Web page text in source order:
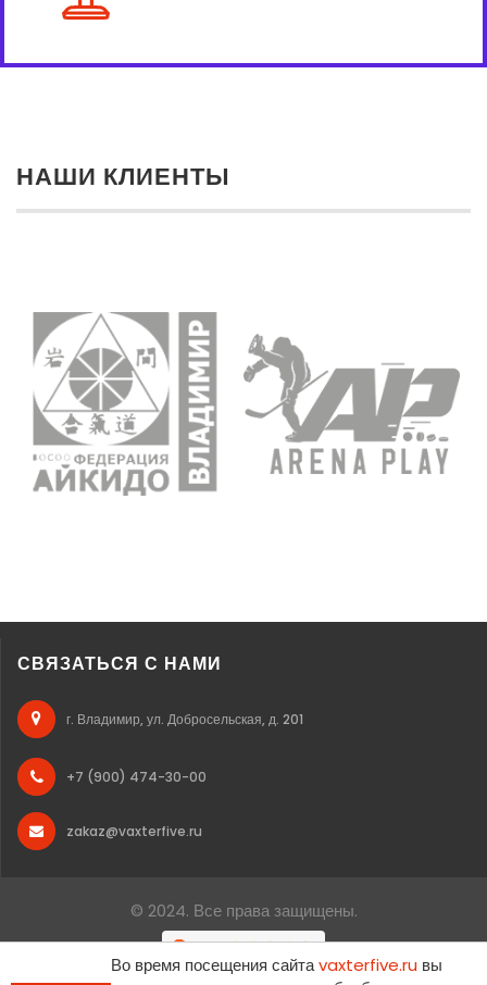
НАШИ КЛИЕНТЫ
СВЯЗАТЬСЯ С НАМИ
г. Владимир, ул. Добросельская, д. 201
+7 (900) 474-30-00
zakaz@vaxterfive.ru
© 2024. Все права защищены.
Во время посещения сайтаvaxterfive.ru вы